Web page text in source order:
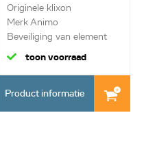
Originele klixon
Merk Animo
Beveiliging van element
toon voorraad
Product informatie